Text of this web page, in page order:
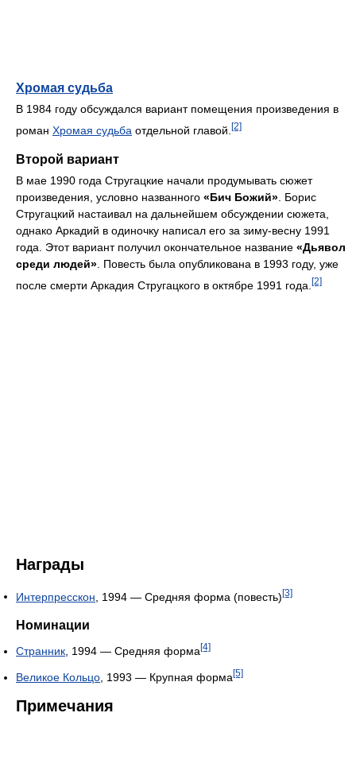
Хромая судьба
В 1984 году обсуждался вариант помещения произведения в
роман Хромая судьба отдельной главой. [2]
Второй вариант
В мае 1990 года Стругацкие начали продумывать сюжет
произведения, условно названного «Бич Божий» . Борис
Стругацкий настаивал на дальнейшем обсуждении сюжета,
однако Аркадий в одиночку написал его за зиму-весну 1991
года. Этот вариант получил окончательное название «Дьявол
среди людей» . Повесть была опубликована в 1993 году, уже
после смерти Аркадия Стругацкого в октябре 1991 года. [2]
Награды
Интерпресскон , 1994 — Средняя форма (повесть)[3]
Номинации
Странник , 1994 — Средняя форма [4]
Великое Кольцо , 1993 — Крупная форма[5]
Примечания